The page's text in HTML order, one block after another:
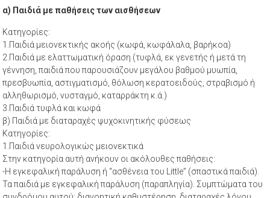
α) Παιδιά με παθήσεις των αισθήσεων
Κατηγορίες:
1.Παιδιά μειονεκτικής ακοής (κωφά, κωφάλαλα, βαρήκοα)
2.Παιδιά με ελαττωματική όραση (τυφλά, εκ γενετής ή μετά τη
γέννηση, παιδιά που παρουσιάζουν μεγάλου βαθμού μυωπία,
πρεσβυωπία, αστιγματισμό, θόλωση κερατοειδούς, στραβισμό ή
αλληθωρισμό, νυσταγμό, καταρράκτη κ.ά.)
3.Παιδιά τυφλά και κωφά
β) Παιδιά με διαταραχές ψυχοκινητικής φύσεως
Κατηγορίες:
1.Παιδιά νευρολογικώς μειονεκτικά
Στην κατηγορία αυτή ανήκουν οι ακόλουθες παθήσεις:
-Η εγκεφαλική παράλυση ή “ασθένεια του Little” (σπαστικά παιδιά).
Τα παιδιά με εγκεφαλική παράλυση (παραπληγία). Συμπτώματα του